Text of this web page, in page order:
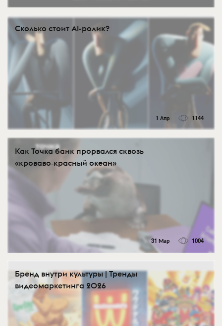
Сколько стоит AI-ролик?
1 Апр 1144
Как Точка банк прорвался сквозь
«кроваво‑красный океан»
31 Мар 1004
Бренд внутри культуры | Тренды
видеомаркетинга 2026